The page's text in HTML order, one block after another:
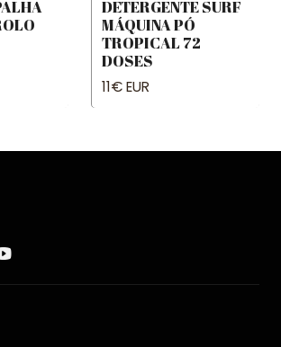
DETERGENTE SURF
MÁQUINA PÓ
TROPICAL 72
DOSES
11€ EUR